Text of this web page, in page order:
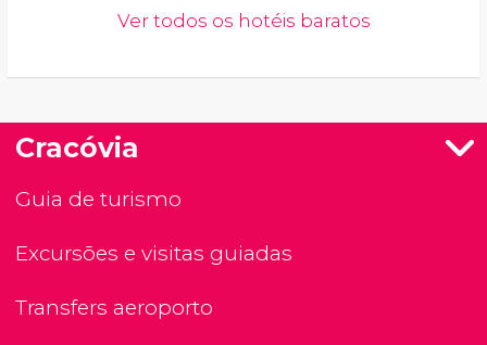
Ver todos os hotéis baratos
Cracóvia
Guia de turismo
Excursões e visitas guiadas
Transfers aeroporto